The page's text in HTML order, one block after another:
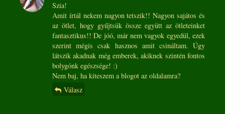
Szia!
Amit írtál nekem nagyon tetszik!! Nagyon sajátos és
az ötlet, hogy gyűjtsük össze együtt az ötleteinket
fantasztikus!! De jóó, már nem vagyok egyedül, ezek
szerint mégis csak hasznos amit csináltam. Úgy
látszik akadnak még emberek, akiknek szintén fontos
bolygónk egészsége! :)
Nem baj, ha kiteszem a blogot az oldalamra?
Válasz